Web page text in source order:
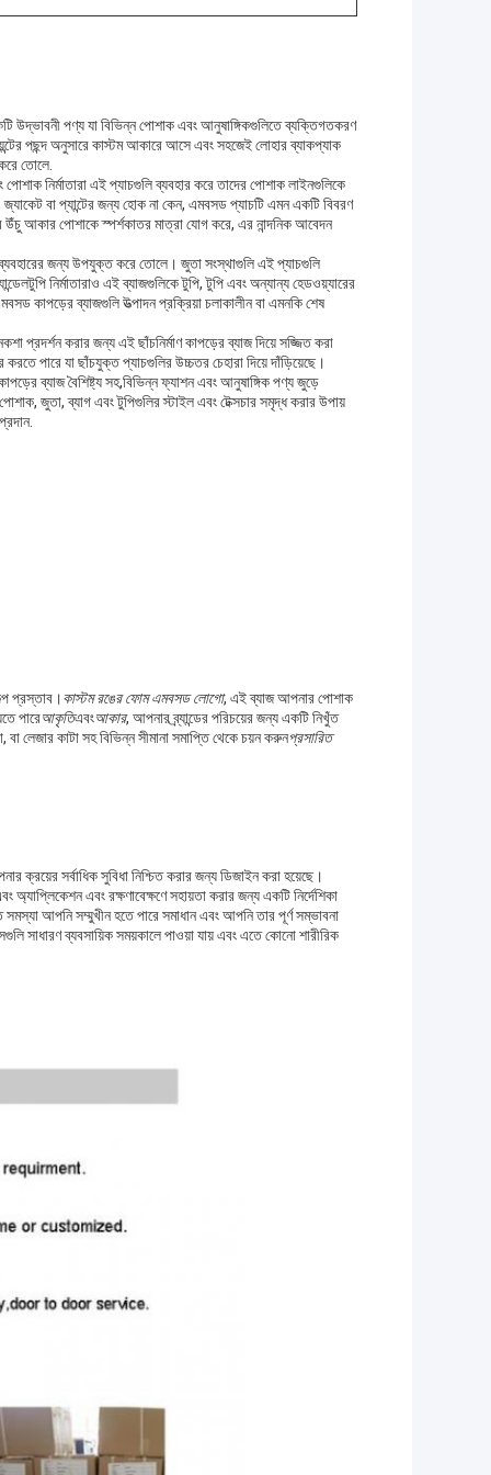
উদ্ভাবনী পণ্য যা বিভিন্ন পোশাক এবং আনুষাঙ্গিকগুলিতে ব্যক্তিগতকরণ
পছন্দ অনুসারে কাস্টম আকারে আসে এবং সহজেই লোহার ব্যাকপ্যাক
তোলে.
নির্মাতারা এই প্যাচগুলি ব্যবহার করে তাদের পোশাক লাইনগুলিকে
জ্যাকেট বা প্যান্টের জন্য হোক না কেন, এমবসড প্যাচটি এমন একটি বিবরণ
আকার পোশাকে স্পর্শকাতর মাত্রা যোগ করে, এর নান্দনিক আবেদন
জন্য উপযুক্ত করে তোলে। জুতা সংস্থাগুলি এই প্যাচগুলি
নির্মাতারাও এই ব্যাজগুলিকে টুপি, টুপি এবং অন্যান্য হেডওয়্যারের
কাপড়ের ব্যাজগুলি উত্পাদন প্রক্রিয়া চলাকালীন বা এমনকি শেষ
প্রদর্শন করার জন্য এই ছাঁচনির্মাণ কাপড়ের ব্যাজ দিয়ে সজ্জিত করা
পারে যা ছাঁচযুক্ত প্যাচগুলির উচ্চতর চেহারা দিয়ে দাঁড়িয়েছে।
ব্যাজ বৈশিষ্ট্য সহ,বিভিন্ন ফ্যাশন এবং আনুষাঙ্গিক পণ্য জুড়ে
জুতা, ব্যাগ এবং টুপিগুলির স্টাইল এবং টেক্সচার সমৃদ্ধ করার উপায়
প্রস্তাব।কাস্টম রঙের ফোম এমবসড লোগো, এই ব্যাজ আপনার পোশাক
পারেআকৃতিএবংআকার, আপনার ব্র্যান্ডের পরিচয়ের জন্য একটি নিখুঁত
লেজার কাটা সহ বিভিন্ন সীমানা সমাপ্তি থেকে চয়ন করুনপ্রসারিত
ক্রয়ের সর্বাধিক সুবিধা নিশ্চিত করার জন্য ডিজাইন করা হয়েছে।
এবং রক্ষণাবেক্ষণে সহায়তা করার জন্য একটি নির্দেশিকা
আপনি সম্মুখীন হতে পারে সমাধান এবং আপনি তার পূর্ণ সম্ভাবনা
সাধারণ ব্যবসায়িক সময়কালে পাওয়া যায় এবং এতে কোনো শারীরিক